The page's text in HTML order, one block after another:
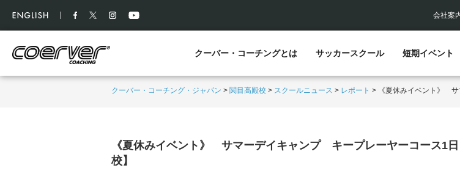
会社案
クーバー・コーチングとは サッカースクール 短期イベント
クーバー・コーチング・ジャパン > 関目高殿校 > スクールニュース > レポート > 《夏休みイベント》
《夏休みイベント》 サマーデイキャンプ キープレーヤーコース1
校】